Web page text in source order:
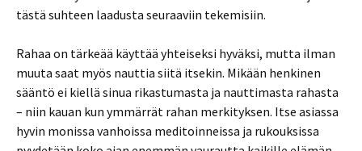
tästä suhteen laadusta seuraaviin tekemisiin.
Rahaa on tärkeää käyttää yhteiseksi hyväksi, mutta ilman
muuta saat myös nauttia siitä itsekin. Mikään henkinen
sääntö ei kiellä sinua rikastumasta ja nauttimasta rahasta
– niin kauan kun ymmärrät rahan merkityksen. Itse asiassa
hyvin monissa vanhoissa meditoinneissa ja rukouksissa